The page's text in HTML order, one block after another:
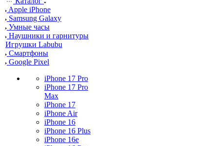
Apple iPhone
Samsung Galaxy
Умные часы
Наушники и гарнитуры
Игрушки Labubu
Смартфоны
Google Pixel
iPhone 17 Pro
iPhone 17 Pro
Max
iPhone 17
iPhone Air
iPhone 16
iPhone 16 Plus
iPhone 16e